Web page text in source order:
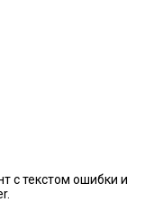
с текстом ошибки и